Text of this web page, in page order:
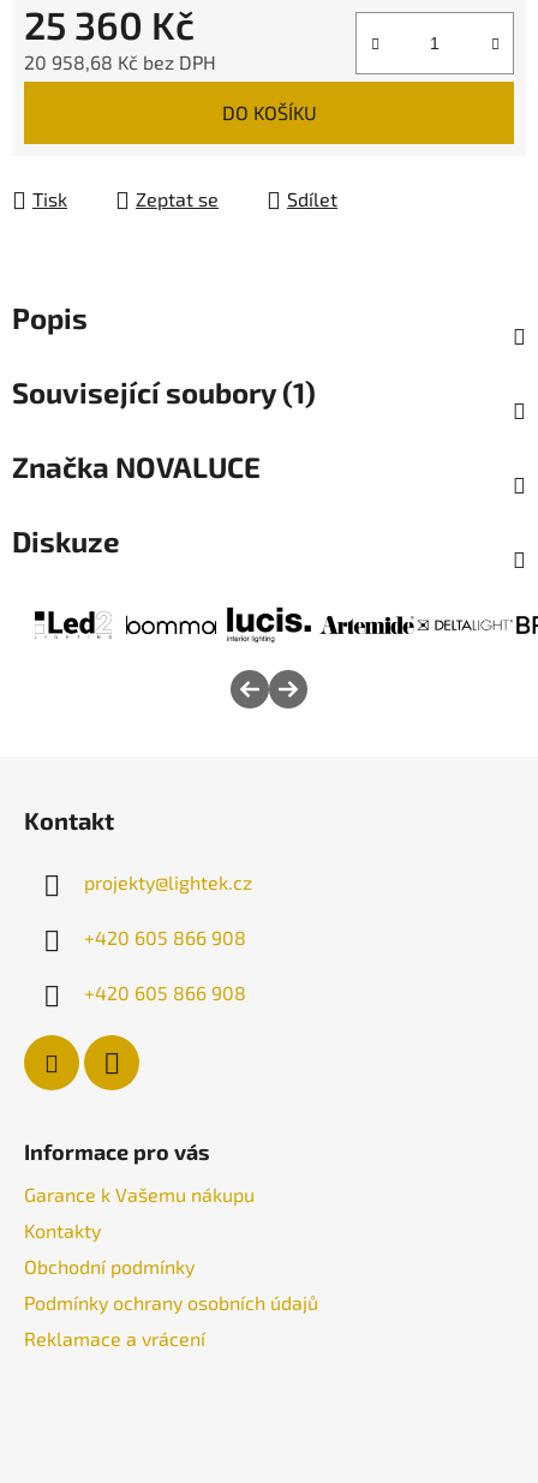
25 360 Kč
20 958,68 Kč bez DPH
DO KOŠÍKU
Tisk Zeptat se Sdílet
Popis
Související soubory (1)
Značka NOVALUCE
Diskuze
Kontakt
projekty@lightek.cz
+420 605 866 908
+420 605 866 908
Informace pro vás
Garance k Vašemu nákupu
Kontakty
Obchodní podmínky
Podmínky ochrany osobních údajů
Reklamace a vrácení